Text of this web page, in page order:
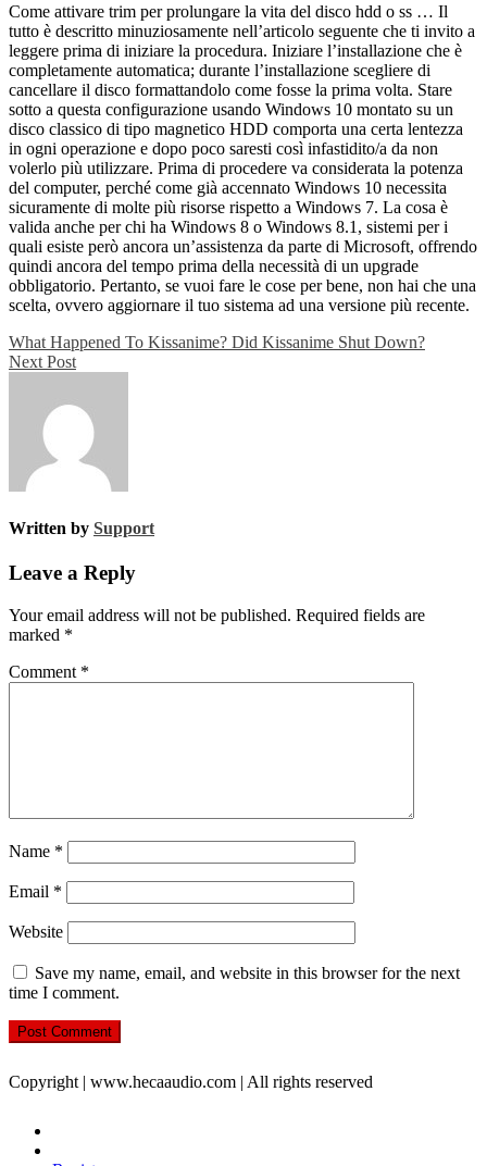
Come attivare trim per prolungare la vita del disco hdd o ss … Il
tutto è descritto minuziosamente nell’articolo seguente che ti invito a
leggere prima di iniziare la procedura. Iniziare l’installazione che è
completamente automatica; durante l’installazione scegliere di
cancellare il disco formattandolo come fosse la prima volta. Stare
sotto a questa configurazione usando Windows 10 montato su un
disco classico di tipo magnetico HDD comporta una certa lentezza
in ogni operazione e dopo poco saresti così infastidito/a da non
volerlo più utilizzare. Prima di procedere va considerata la potenza
del computer, perché come già accennato Windows 10 necessita
sicuramente di molte più risorse rispetto a Windows 7. La cosa è
valida anche per chi ha Windows 8 o Windows 8.1, sistemi per i
quali esiste però ancora un’assistenza da parte di Microsoft, offrendo
quindi ancora del tempo prima della necessità di un upgrade
obbligatorio. Pertanto, se vuoi fare le cose per bene, non hai che una
scelta, ovvero aggiornare il tuo sistema ad una versione più recente.
Post
navigation
What Happened To Kissanime? Did Kissanime Shut Down?
Next Post
Written by Support
Leave a Reply
Your email address will not be published. Required fields are
marked *
Comment *
Name *
Email *
Website
Save my name, email, and website in this browser for the next
time I comment.
Copyright | www.hecaaudio.com | All rights reserved